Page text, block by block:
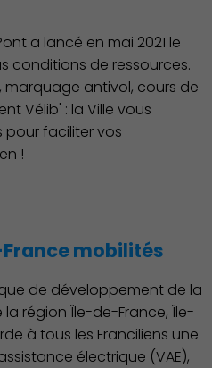
locale
a lancé en mai 2021 le
conditions de ressources.
antivol, cours de
Vélib' : la Ville vous
faciliter vos
!
mobilités
de développement de la
région Île-de-France, Île-
à tous les Franciliens une
électrique (VAE),